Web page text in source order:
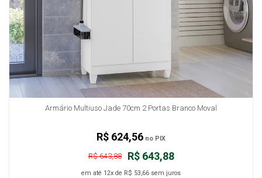
Armário Multiuso Jade 70cm 2 Portas Branco Moval
R$ 643,88
R$ 643,88
em até 12x de R$ 53,66 sem juros
R$ 624,56 no PIX